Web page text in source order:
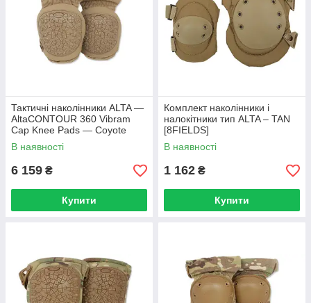
Тактичні наколінники ALTA —
AltaCONTOUR 360 Vibram
Cap Knee Pads — Coyote
Brown — 52933.14
В наявності
6 159 ₴
Купити
Комплект наколінники і
налокітники тип ALTA – TAN
[8FIELDS]
В наявності
1 162 ₴
Купити